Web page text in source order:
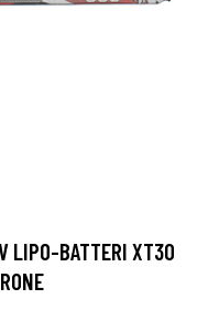
LIPO-BATTERI XT30